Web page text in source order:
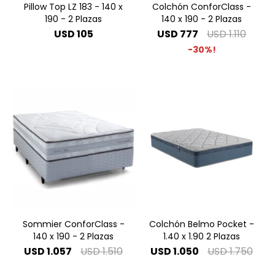
Pillow Top LZ 183 - 140 x
190 - 2 Plazas
USD105
Colchón ConforClass -
140 x 190 - 2 Plazas
USD 777 USD1.110
30
Sommier ConforClass -
140 x 190 - 2 Plazas
USD1.057 USD1.510
Colchón Belmo Pocket -
1.40 x 1.90 2 Plazas
USD1.050 USD1.750